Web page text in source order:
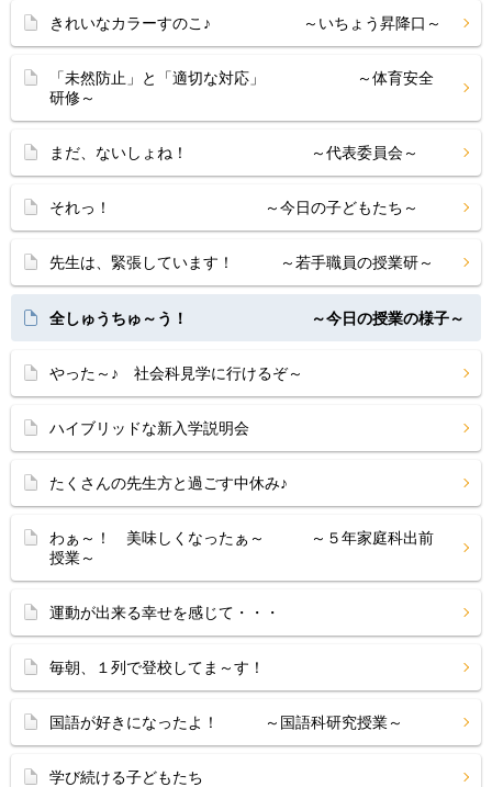
きれいなカラーすのこ♪ ～いちょう昇降口～
「未然防止」と「適切な対応」 ～体育安全
研修～
まだ、ないしょね！ ～代表委員会～
それっ！ ～今日の子どもたち～
先生は、緊張しています！ ～若手職員の授業研～
全しゅうちゅ～う！ ～今日の授業の様子～
やった～♪ 社会科見学に行けるぞ～
ハイブリッドな新入学説明会
たくさんの先生方と過ごす中休み♪
わぁ～！ 美味しくなったぁ～ ～５年家庭科出前
授業～
運動が出来る幸せを感じて・・・
毎朝、１列で登校してま～す！
国語が好きになったよ！ ～国語科研究授業～
学び続ける子どもたち